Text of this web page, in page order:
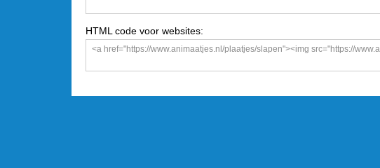
HTML code voor websites: